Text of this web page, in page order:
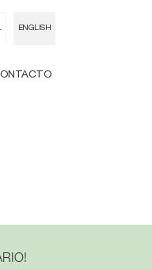
ENGLISH